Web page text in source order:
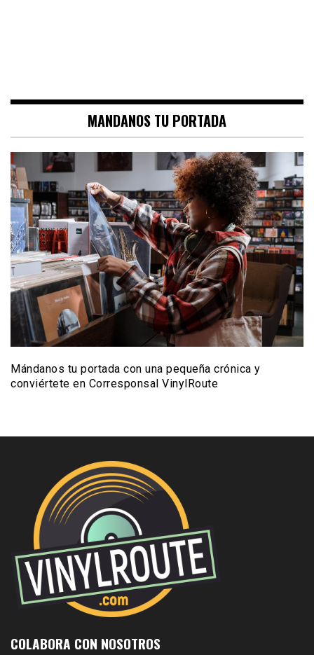
MANDANOS TU PORTADA
Mándanos tu portada con una pequeña crónica y
conviértete en Corresponsal VinylRoute
COLABORA CON NOSOTROS